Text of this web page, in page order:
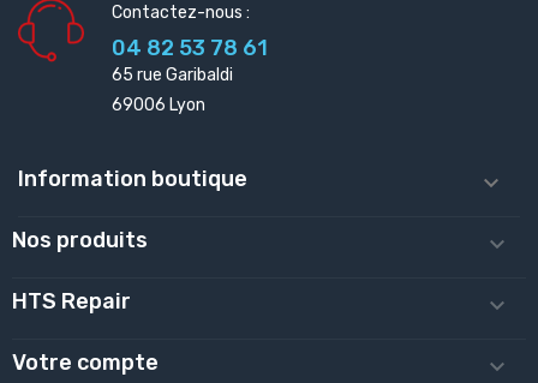
Contactez-nous :
04 82 53 78 61
65 rue Garibaldi
69006 Lyon
Information boutique 
Nos produits 
HTS Repair 
Votre compte 